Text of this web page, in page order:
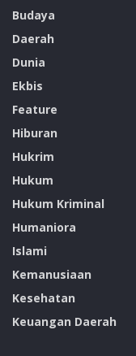
Budaya
Daerah
Dunia
Ekbis
Feature
Hiburan
Hukrim
Hukum
Hukum Kriminal
Humaniora
Islami
Kemanusiaan
Kesehatan
Keuangan Daerah